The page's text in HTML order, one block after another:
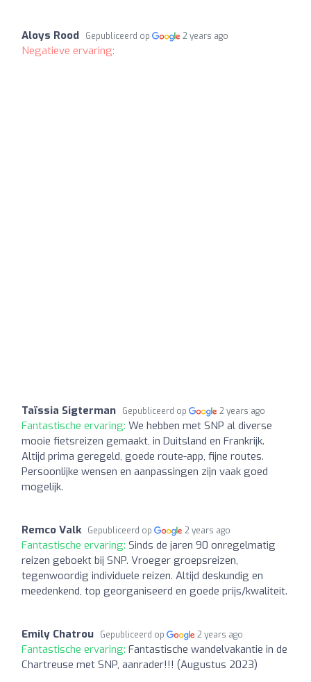
Aloys Rood Gepubliceerd op 2 years ago
Negatieve ervaring:
Taïssia Sigterman Gepubliceerd op 2 years ago
Fantastische ervaring: We hebben met SNP al diverse
mooie fietsreizen gemaakt, in Duitsland en Frankrijk.
Altijd prima geregeld, goede route-app, fijne routes.
Persoonlijke wensen en aanpassingen zijn vaak goed
mogelijk.
Remco Valk Gepubliceerd op 2 years ago
Fantastische ervaring: Sinds de jaren 90 onregelmatig
reizen geboekt bij SNP. Vroeger groepsreizen,
tegenwoordig individuele reizen. Altijd deskundig en
meedenkend, top georganiseerd en goede prijs/kwaliteit.
Emily Chatrou Gepubliceerd op 2 years ago
Fantastische ervaring: Fantastische wandelvakantie in de
Chartreuse met SNP, aanrader!!! (Augustus 2023)